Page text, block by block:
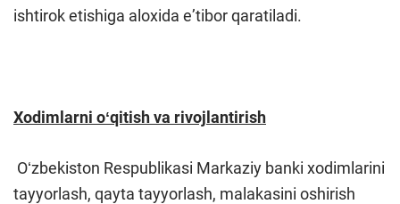
ishtirok etishiga aloxida eʼtibor qaratiladi.
Xodimlarni oʻqitish va rivojlantirish
Oʻzbekiston Respublikasi Markaziy banki xodimlarini
tayyorlash, qayta tayyorlash, malakasini oshirish